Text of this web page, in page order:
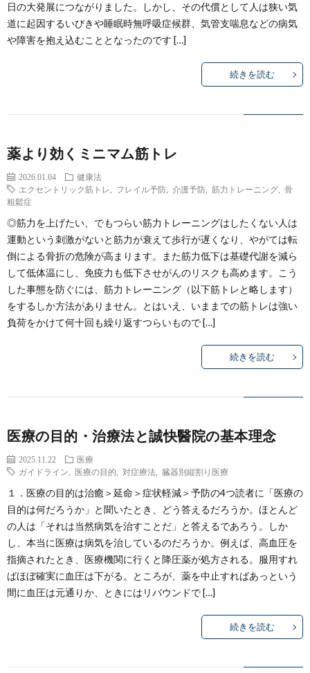
日の大発展につながりました。しかし、その代償として人は狭い気
道に起因するいびきや睡眠時無呼吸症候群、気管支喘息などの病気
や障害を抱え込むこととなったのです […]
続きを読む
薬より効くミニマム筋トレ
2026.01.04
健康法
エクセントリック筋トレ
フレイル予防 介護予防 筋力トレーニング
骨
粗鬆症
◎筋力を上げたい、でもつらい筋力トレーニングはしたくない人は
運動という刺激がないと筋力が衰えて歩行が遅くなり、やがては転
倒による骨折の危険が高まります。また筋力低下は基礎代謝を減ら
して低体温にし、免疫力も低下させがんのリスクも高めます。こう
した事態を防ぐには、筋力トレーニング（以下筋トレと略します）
をするしか方法がありません。とはいえ、いままでの筋トレは強い
負荷をかけて何十回も繰り返すつらいもので […]
続きを読む
医療の目的・治療法と誠快醫院の基本理念
2025.11.22
医療
ガイドライン
医療の目的 対症療法 臓器別縦割り医療
１．医療の目的は治癒＞延命＞症状軽減＞予防の4つ読者に「医療の
目的は何だろうか」と聞いたとき、どう答えるだろうか。ほとんど
の人は「それは当然病気を治すことだ」と答えるであろう。しか
し、本当に医療は病気を治しているのだろうか。例えば、高血圧を
指摘されたとき、医療機関に行くと降圧薬が処方される。服用すれ
ばほぼ確実に血圧は下がる。ところが、薬を中止すればあっという
間に血圧は元通りか、ときにはリバウンドで […]
続きを読む